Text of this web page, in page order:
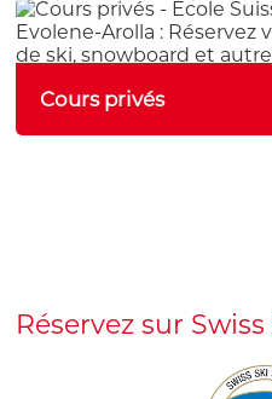
Cours privés
Réservez sur